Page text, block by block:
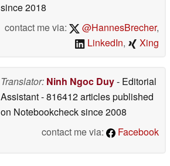
since 2018
contact me via:
@HannesBrecher,
LinkedIn, Xing
Translator: Ninh Ngoc Duy- Editorial
Assistant- 816412 articles published
on Notebookchecksince 2008
contact me via:
Facebook